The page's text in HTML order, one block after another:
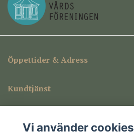
Öppettider & Adress
Kundtjänst
Vi använder cookies